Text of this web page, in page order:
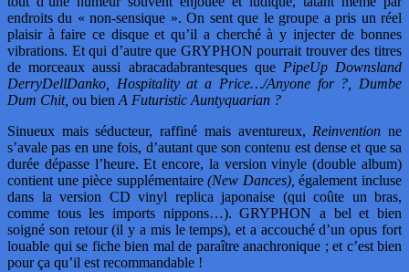
endroits du « non-sensique ». On sent que le groupe a pris un réel
plaisir à faire ce disque et qu’il a cherché à y injecter de bonnes
vibrations. Et qui d’autre que GRYPHON pourrait trouver des titres
de morceaux aussi abracadabrantesques que PipeUp Downsland
DerryDellDanko, Hospitality at a Price…/Anyone for ?, Dumbe
Dum Chit, ou bien A Futuristic Auntyquarian ?
Sinueux mais séducteur, raffiné mais aventureux, Reinvention ne
s’avale pas en une fois, d’autant que son contenu est dense et que sa
durée dépasse l’heure. Et encore, la version vinyle (double album)
contient une pièce supplémentaire(New Dances), également incluse
dans la version CD vinyl replica japonaise (qui coûte un bras,
comme tous les imports nippons…). GRYPHON a bel et bien
soigné son retour (il y a mis le temps), et a accouché d’un opus fort
louable qui se fiche bien mal de paraître anachronique ; et c’est bien
pour ça qu’il est recommandable !